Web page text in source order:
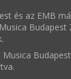
és az EMB